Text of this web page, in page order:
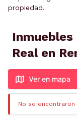
propiedad.
Real en
Ver en mapa
No se